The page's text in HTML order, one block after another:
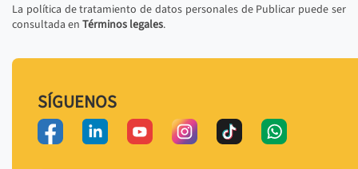
La política de tratamiento de datos personales de Publicar puede ser
consultada en Términos legales.
SÍGUENOS